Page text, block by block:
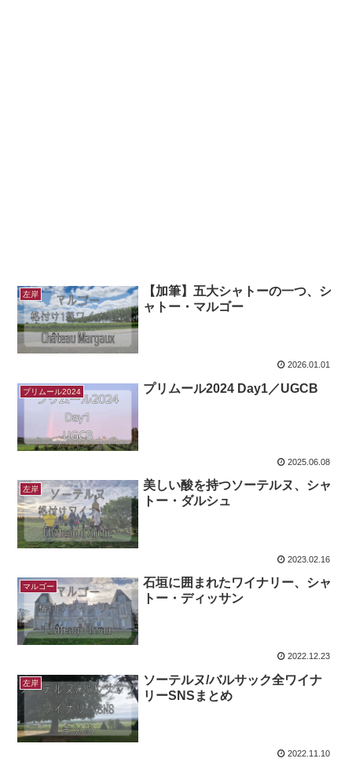
左岸
【加筆】五大シャトーの一つ、シ
ャトー・マルゴー
2026.01.01
プリムール2024 プリムール2024 Day1／UGCB
2025.06.08
左岸
美しい酸を持つソーテルヌ、シャ
トー・ダルシュ
2023.02.16
マルゴー
石垣に囲まれたワイナリー、シャ
トー・ディッサン
2022.12.23
左岸
ソーテルヌ/バルサック全ワイナ
リーSNSまとめ
2022.11.10